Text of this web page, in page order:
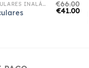
PRECIO DE AURICULARES INALÁMBRICOS €66.00
€41.00